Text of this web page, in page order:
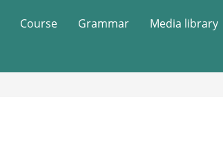
Course Grammar Media library